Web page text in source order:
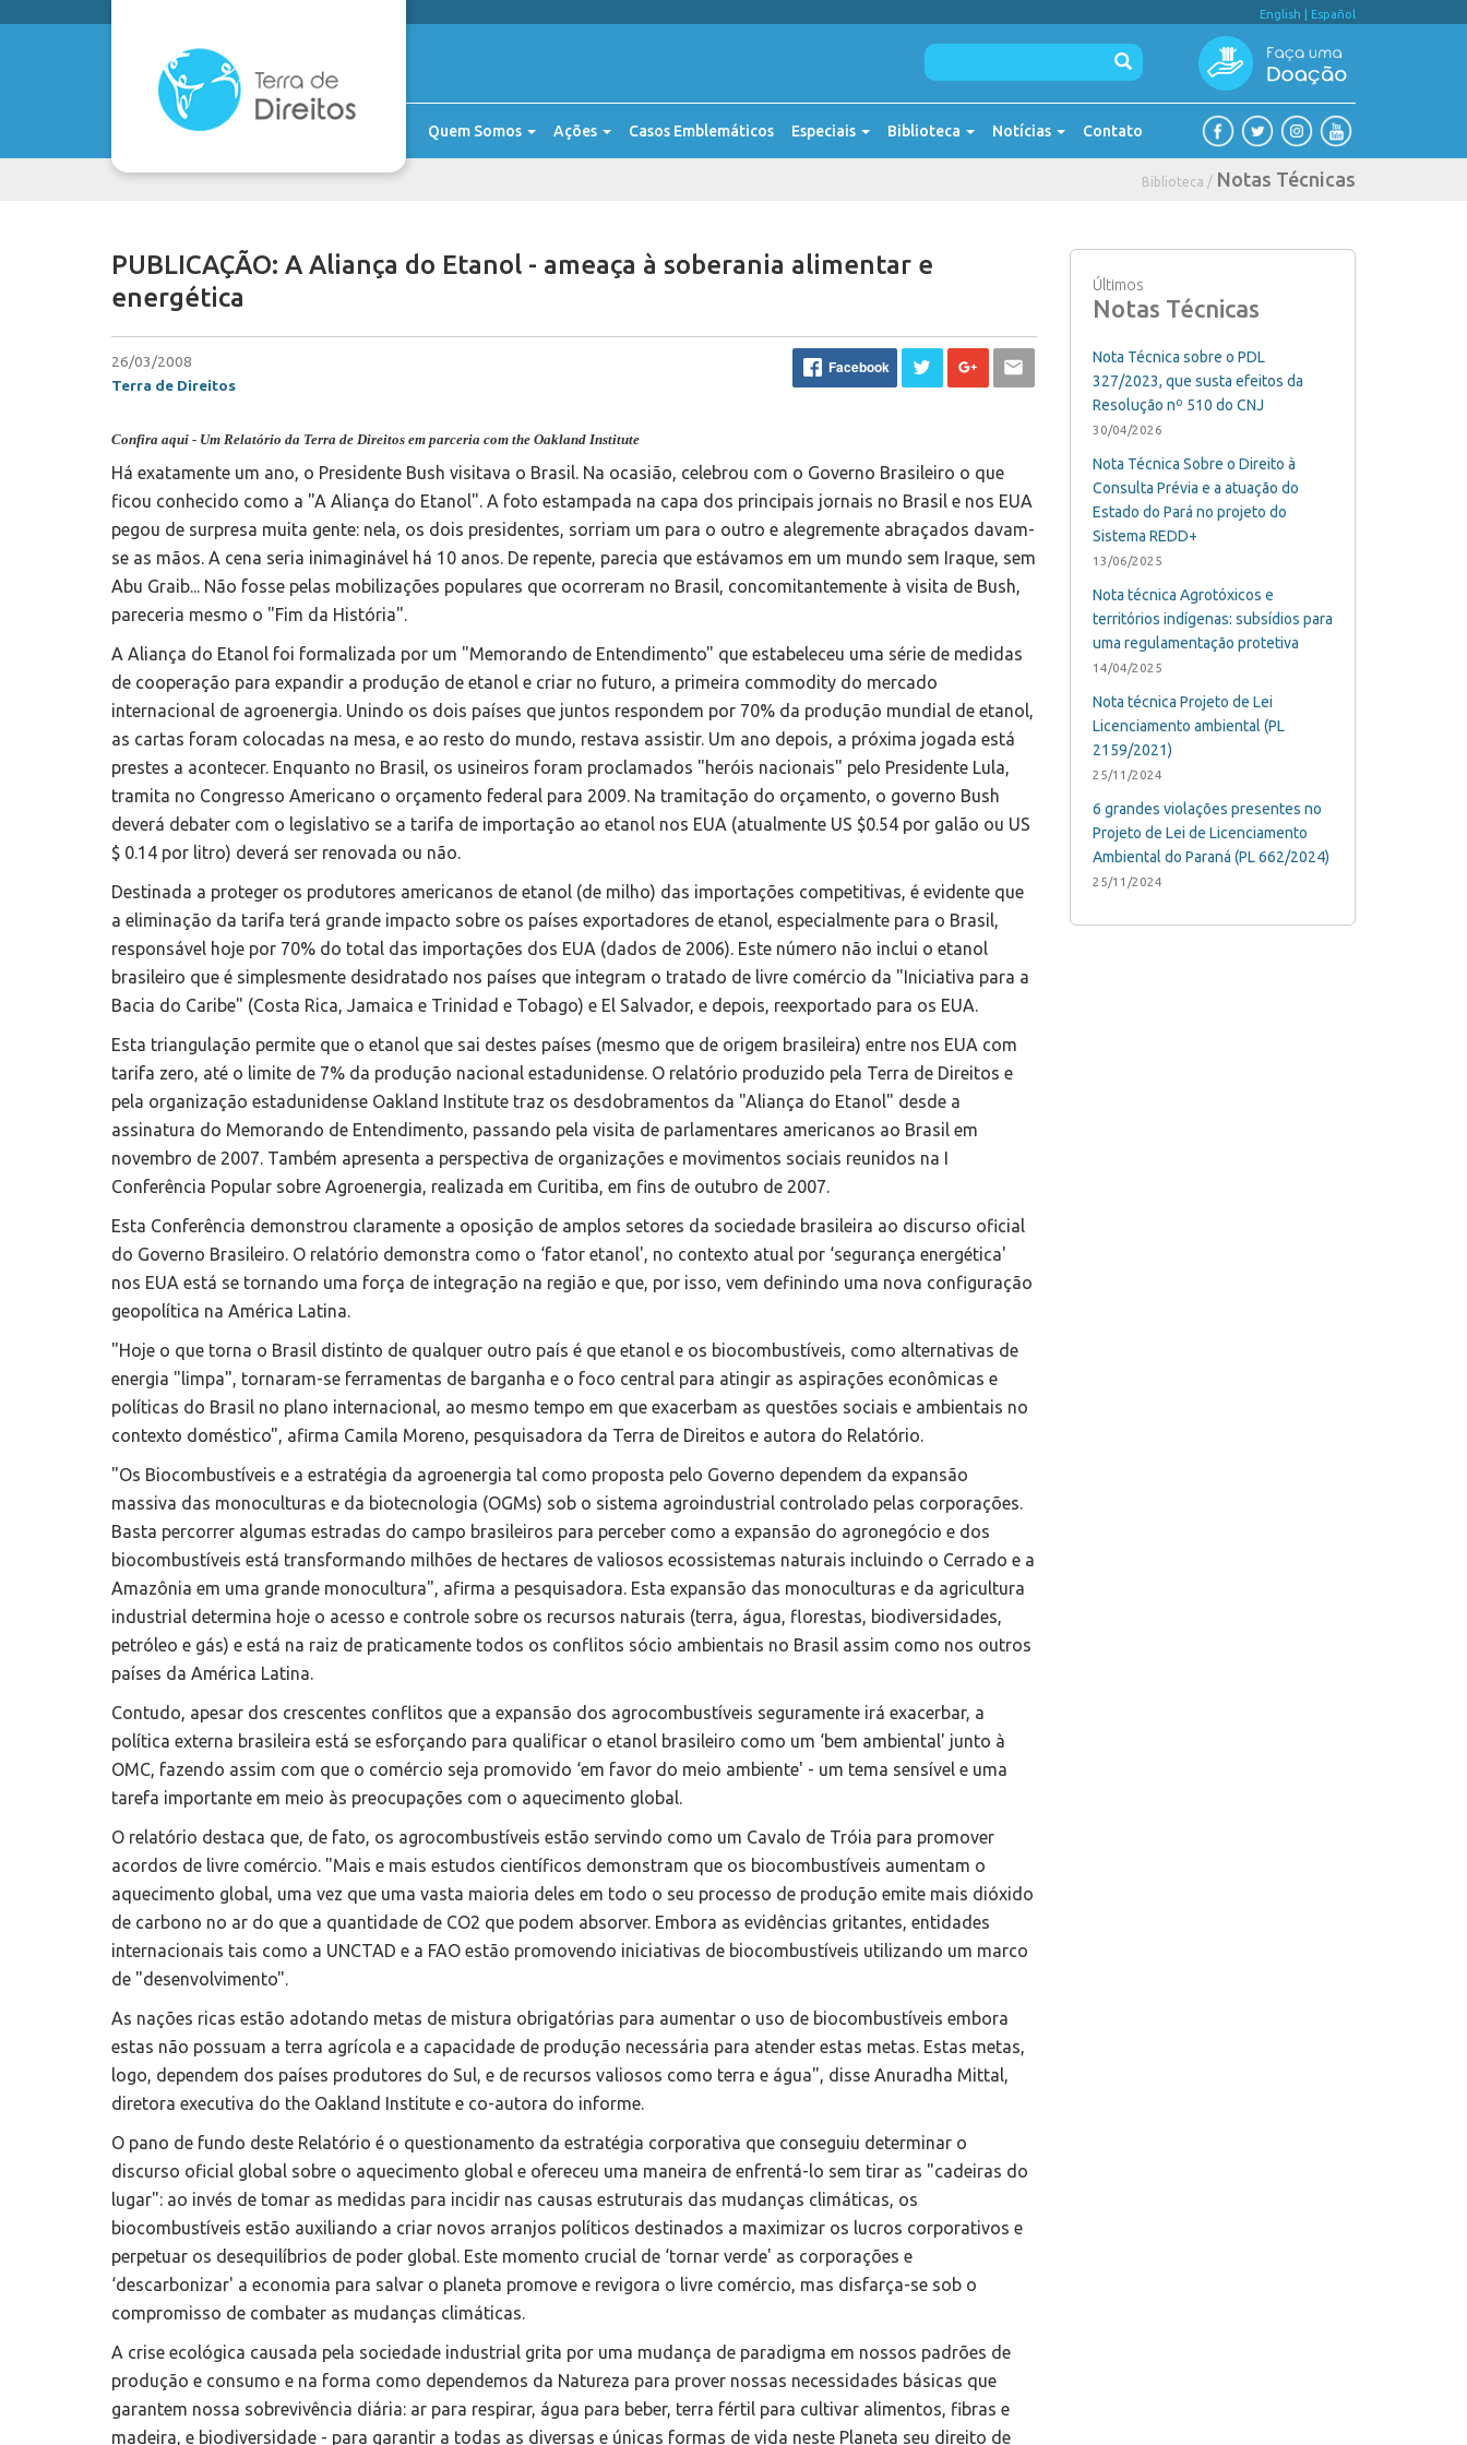
English Español
Quem Somos Ações Casos Emblemáticos Especiais Biblioteca Notícias Contato
Biblioteca / Notas Técnicas
PUBLICAÇÃO: A Aliança do Etanol - ameaça à soberania alimentar e
energética
26/03/2008
Terra de Direitos
Facebook
Confira aqui - Um Relatório da Terra de Direitos em parceria com the Oakland Institute
Há exatamente um ano, o Presidente Bush visitava o Brasil. Na ocasião, celebrou com o Governo Brasileiro o que
ficou conhecido como a "A Aliança do Etanol". A foto estampada na capa dos principais jornais no Brasil e nos EUA
pegou de surpresa muita gente: nela, os dois presidentes, sorriam um para o outro e alegremente abraçados davam-
se as mãos. A cena seria inimaginável há 10 anos. De repente, parecia que estávamos em um mundo sem Iraque, sem
Abu Graib... Não fosse pelas mobilizações populares que ocorreram no Brasil, concomitantemente à visita de Bush,
pareceria mesmo o "Fim da História".
A Aliança do Etanol foi formalizada por um "Memorando de Entendimento" que estabeleceu uma série de medidas
de cooperação para expandir a produção de etanol e criar no futuro, a primeira commodity do mercado
internacional de agroenergia. Unindo os dois países que juntos respondem por 70% da produção mundial de etanol,
as cartas foram colocadas na mesa, e ao resto do mundo, restava assistir. Um ano depois, a próxima jogada está
prestes a acontecer. Enquanto no Brasil, os usineiros foram proclamados "heróis nacionais" pelo Presidente Lula,
tramita no Congresso Americano o orçamento federal para 2009. Na tramitação do orçamento, o governo Bush
deverá debater com o legislativo se a tarifa de importação ao etanol nos EUA (atualmente US $0.54 por galão ou US
$ 0.14 por litro) deverá ser renovada ou não.
Destinada a proteger os produtores americanos de etanol (de milho) das importações competitivas, é evidente que
a eliminação da tarifa terá grande impacto sobre os países exportadores de etanol, especialmente para o Brasil,
responsável hoje por 70% do total das importações dos EUA (dados de 2006). Este número não inclui o etanol
brasileiro que é simplesmente desidratado nos países que integram o tratado de livre comércio da "Iniciativa para a
Bacia do Caribe" (Costa Rica, Jamaica e Trinidad e Tobago) e El Salvador, e depois, reexportado para os EUA.
Esta triangulação permite que o etanol que sai destes países (mesmo que de origem brasileira) entre nos EUA com
tarifa zero, até o limite de 7% da produção nacional estadunidense. O relatório produzido pela Terra de Direitos e
pela organização estadunidense Oakland Institute traz os desdobramentos da "Aliança do Etanol" desde a
assinatura do Memorando de Entendimento, passando pela visita de parlamentares americanos ao Brasil em
novembro de 2007. Também apresenta a perspectiva de organizações e movimentos sociais reunidos na I
Conferência Popular sobre Agroenergia, realizada em Curitiba, em fins de outubro de 2007.
Esta Conferência demonstrou claramente a oposição de amplos setores da sociedade brasileira ao discurso oficial
do Governo Brasileiro. O relatório demonstra como o ‘fator etanol', no contexto atual por ‘segurança energética'
nos EUA está se tornando uma força de integração na região e que, por isso, vem definindo uma nova configuração
geopolítica na América Latina.
"Hoje o que torna o Brasil distinto de qualquer outro país é que etanol e os biocombustíveis, como alternativas de
energia "limpa", tornaram-se ferramentas de barganha e o foco central para atingir as aspirações econômicas e
políticas do Brasil no plano internacional, ao mesmo tempo em que exacerbam as questões sociais e ambientais no
contexto doméstico", afirma Camila Moreno, pesquisadora da Terra de Direitos e autora do Relatório.
"Os Biocombustíveis e a estratégia da agroenergia tal como proposta pelo Governo dependem da expansão
massiva das monoculturas e da biotecnologia (OGMs) sob o sistema agroindustrial controlado pelas corporações.
Basta percorrer algumas estradas do campo brasileiros para perceber como a expansão do agronegócio e dos
biocombustíveis está transformando milhões de hectares de valiosos ecossistemas naturais incluindo o Cerrado e a
Amazônia em uma grande monocultura", afirma a pesquisadora. Esta expansão das monoculturas e da agricultura
industrial determina hoje o acesso e controle sobre os recursos naturais (terra, água, florestas, biodiversidades,
petróleo e gás) e está na raiz de praticamente todos os conflitos sócio ambientais no Brasil assim como nos outros
países da América Latina.
Contudo, apesar dos crescentes conflitos que a expansão dos agrocombustíveis seguramente irá exacerbar, a
política externa brasileira está se esforçando para qualificar o etanol brasileiro como um ‘bem ambiental' junto à
OMC, fazendo assim com que o comércio seja promovido ‘em favor do meio ambiente' - um tema sensível e uma
tarefa importante em meio às preocupações com o aquecimento global.
O relatório destaca que, de fato, os agrocombustíveis estão servindo como um Cavalo de Tróia para promover
acordos de livre comércio. "Mais e mais estudos científicos demonstram que os biocombustíveis aumentam o
aquecimento global, uma vez que uma vasta maioria deles em todo o seu processo de produção emite mais dióxido
de carbono no ar do que a quantidade de CO2 que podem absorver. Embora as evidências gritantes, entidades
internacionais tais como a UNCTAD e a FAO estão promovendo iniciativas de biocombustíveis utilizando um marco
de "desenvolvimento".
As nações ricas estão adotando metas de mistura obrigatórias para aumentar o uso de biocombustíveis embora
estas não possuam a terra agrícola e a capacidade de produção necessária para atender estas metas. Estas metas,
logo, dependem dos países produtores do Sul, e de recursos valiosos como terra e água", disse Anuradha Mittal,
diretora executiva do the Oakland Institute e co-autora do informe.
O pano de fundo deste Relatório é o questionamento da estratégia corporativa que conseguiu determinar o
discurso oficial global sobre o aquecimento global e ofereceu uma maneira de enfrentá-lo sem tirar as "cadeiras do
lugar": ao invés de tomar as medidas para incidir nas causas estruturais das mudanças climáticas, os
biocombustíveis estão auxiliando a criar novos arranjos políticos destinados a maximizar os lucros corporativos e
perpetuar os desequilíbrios de poder global. Este momento crucial de ‘tornar verde' as corporações e
‘descarbonizar' a economia para salvar o planeta promove e revigora o livre comércio, mas disfarça-se sob o
compromisso de combater as mudanças climáticas.
A crise ecológica causada pela sociedade industrial grita por uma mudança de paradigma em nossos padrões de
produção e consumo e na forma como dependemos da Natureza para prover nossas necessidades básicas que
garantem nossa sobrevivência diária: ar para respirar, água para beber, terra fértil para cultivar alimentos, fibras e
madeira, e biodiversidade - para garantir a todas as diversas e únicas formas de vida neste Planeta seu direito de
Últimos
Notas Técnicas
Nota Técnica sobre o PDL
327/2023, que susta efeitos da
Resolução nº 510 do CNJ
30/04/2026
Nota Técnica Sobre o Direito à
Consulta Prévia e a atuação do
Estado do Pará no projeto do
Sistema REDD+
13/06/2025
Nota técnica Agrotóxicos e
territórios indígenas: subsídios para
uma regulamentação protetiva
14/04/2025
Nota técnica Projeto de Lei
Licenciamento ambiental (PL
2159/2021)
25/11/2024
6 grandes violações presentes no
Projeto de Lei de Licenciamento
Ambiental do Paraná (PL 662/2024)
25/11/2024